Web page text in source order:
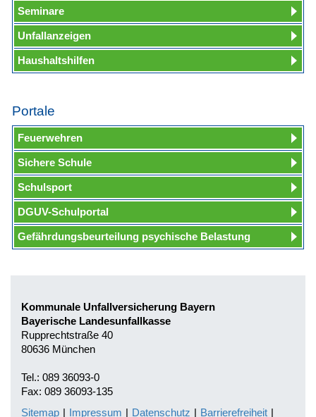
Seminare
Unfallanzeigen
Haushaltshilfen
Portale
Feuerwehren
Sichere Schule
Schulsport
DGUV-Schulportal
Gefährdungsbeurteilung psychische Belastung
Kommunale Unfallversicherung Bayern
Bayerische Landesunfallkasse
Rupprechtstraße 40
80636 München
Tel.: 089 36093-0
Fax: 089 36093-135
Sitemap | Impressum | Datenschutz | Barrierefreiheit |